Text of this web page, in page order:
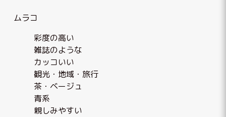
ムラコ
彩度の高い
雑誌のような
カッコいい
観光・地域・旅行
茶・ベージュ
青系
親しみやすい